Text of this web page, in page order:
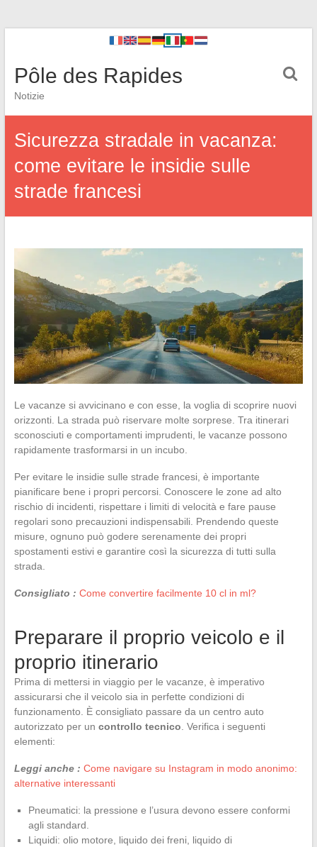
Pôle des Rapides
Notizie
Sicurezza stradale in vacanza:
come evitare le insidie sulle
strade francesi
Le vacanze si avvicinano e con esse, la voglia di scoprire nuovi
orizzonti. La strada può riservare molte sorprese. Tra itinerari
sconosciuti e comportamenti imprudenti, le vacanze possono
rapidamente trasformarsi in un incubo.
Per evitare le insidie sulle strade francesi, è importante
pianificare bene i propri percorsi. Conoscere le zone ad alto
rischio di incidenti, rispettare i limiti di velocità e fare pause
regolari sono precauzioni indispensabili. Prendendo queste
misure, ognuno può godere serenamente dei propri
spostamenti estivi e garantire così la sicurezza di tutti sulla
strada.
Consigliato : Come convertire facilmente 10 cl in ml?
Preparare il proprio veicolo e il
proprio itinerario
Prima di mettersi in viaggio per le vacanze, è imperativo
assicurarsi che il veicolo sia in perfette condizioni di
funzionamento. È consigliato passare da un centro auto
autorizzato per un controllo tecnico . Verifica i seguenti
elementi:
Leggi anche : Come navigare su Instagram in modo anonimo:
alternative interessanti
Pneumatici: la pressione e l’usura devono essere conformi
agli standard.
Liquidi: olio motore, liquido dei freni, liquido di